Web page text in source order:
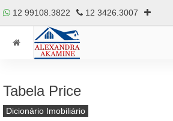
12 99108.3822 12 3426.3007
Tabela Price
Dicionário Imobiliário